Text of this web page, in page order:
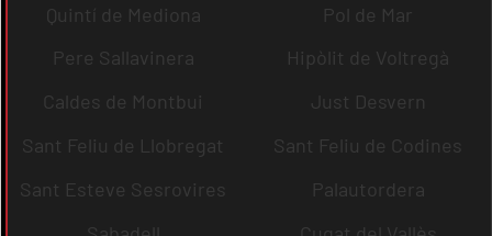
Quintí de Mediona
Pol de Mar
Pere Sallavinera
Hipòlit de Voltregà
Caldes de Montbui
Just Desvern
Sant Feliu de Llobregat
Sant Feliu de Codines
Sant Esteve Sesrovires
Palautordera